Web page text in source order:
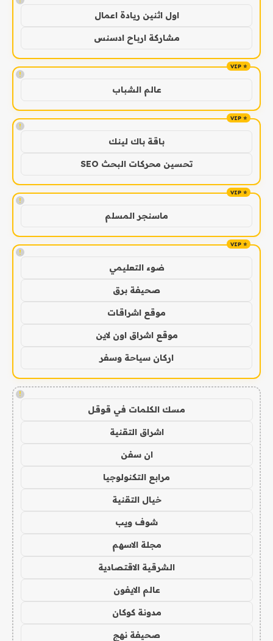
اول اثنين ريادة اعمال
مشاركة ارباح ادسنس
!
عالم الشباب
!
باقة باك لينك
تحسين محركات البحث SEO
!
ماسنجر المسلم
!
ضوء التعليمي
صحيفة برق
موقع اشراقات
موقع اشراق اون لاين
اركان سياحة وسفر
!
مسك الكلمات في قوقل
اشراق التقنية
ان سفن
مرابع التكنولوجيا
خيال التقنية
شوف ويب
مجلة الاسهم
الشرقية الاقتصادية
عالم الايفون
مدونة كوكان
صحيفة نهج